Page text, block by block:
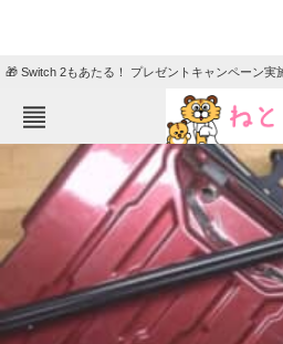
🎁 Switch 2もあたる！ プレゼントキャンペーン実
ねとらぼメニュー
ニュ
エンタメ クイ
地域
住まい 教育